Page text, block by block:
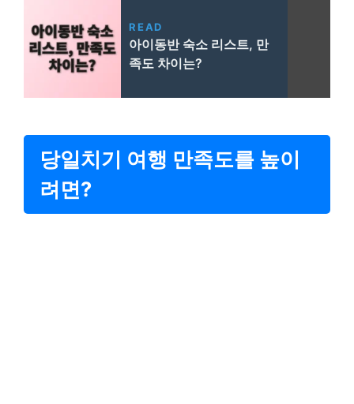
READ
아이동반 숙소 리스트, 만
족도 차이는?
당일치기 여행 만족도를 높이
려면?